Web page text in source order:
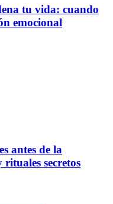
tu vida: cuando
emocional
antes de la
secretos